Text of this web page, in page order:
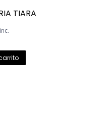
TIARA